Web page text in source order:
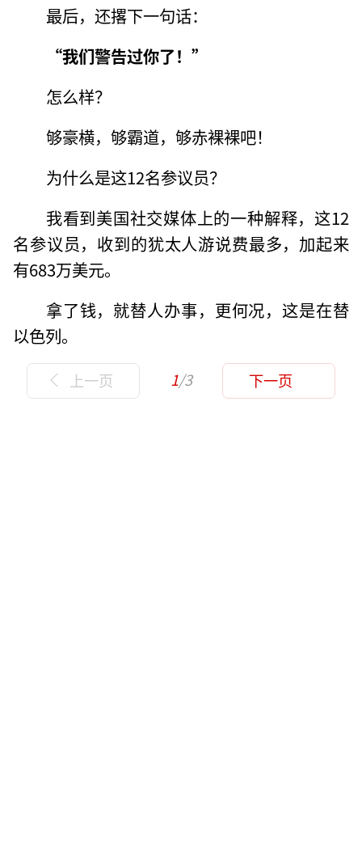
最后，还撂下一句话：
“我们警告过你了！”
怎么样？
够豪横，够霸道，够赤裸裸吧！
为什么是这12名参议员？
我看到美国社交媒体上的一种解释，这12
名参议员，收到的犹太人游说费最多，加起来
有683万美元。
拿了钱，就替人办事，更何况，这是在替
以色列。
上一页 1/3 下一页